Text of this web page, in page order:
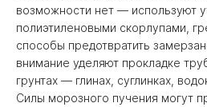
возможности нет — используют
полиэтиленовыми скорлупами,
способы предотвратить
внимание уделяют прокладке
грунтах — глинах, суглинках,
Силы морозного пучения могут